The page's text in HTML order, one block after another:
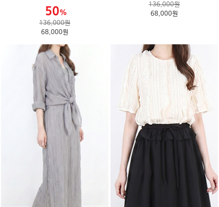
136,000원
68,000원
136,000원
68,000원